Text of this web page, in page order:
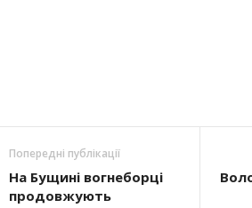
Попередні публікації
На Бущині вогнеборці
продовжують